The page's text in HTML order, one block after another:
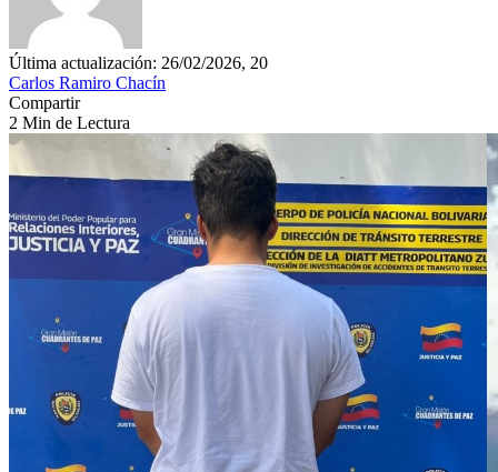
Última actualización: 26/02/2026, 20
Carlos Ramiro Chacín
Compartir
2 Min de Lectura